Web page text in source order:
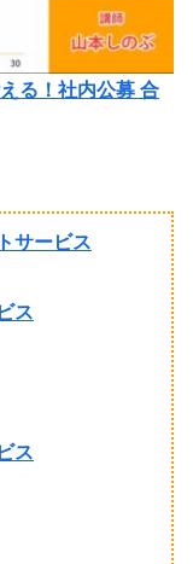
る！社内公募 合
サービス
ス
ス